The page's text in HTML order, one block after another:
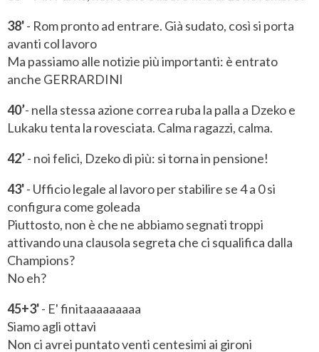
38'- Rom pronto ad entrare. Già sudato, così si porta
avanti col lavoro
Ma passiamo alle notizie più importanti: è entrato
anche GERRARDINI
40’- nella stessa azione correa ruba la palla a Dzeko e
Lukaku tenta la rovesciata. Calma ragazzi, calma.
42’- noi felici, Dzeko di più: si torna in pensione!
43'- Ufficio legale al lavoro per stabilire se 4 a 0 si
configura come goleada
Piuttosto, non è che ne abbiamo segnati troppi
attivando una clausola segreta che ci squalifica dalla
Champions?
No eh?
45+3'- E' finitaaaaaaaaa
Siamo agli ottavi
Non ci avrei puntato venti centesimi ai gironi